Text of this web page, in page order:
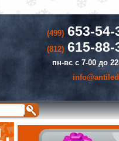
(499)653-54-
(812)615-88-
пн-вс с 7-00 до